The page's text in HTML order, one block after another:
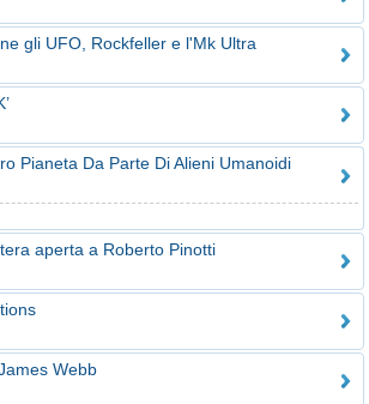
gli UFO, Rockfeller e l'Mk Ultra
Pianeta Da Parte Di Alieni Umanoidi
aperta a Roberto Pinotti
Webb